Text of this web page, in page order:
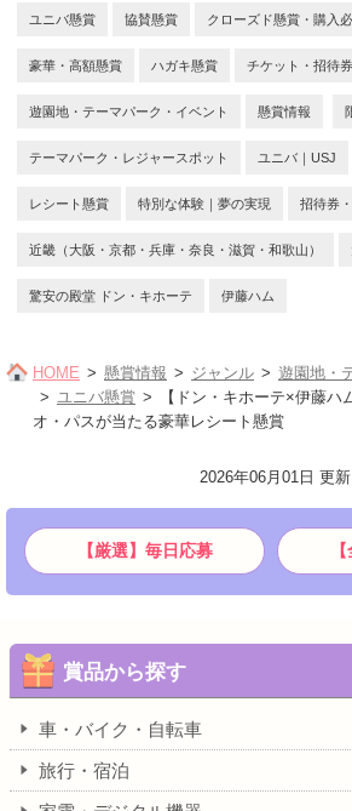
ユニバ懸賞 協賛懸賞 クローズド懸賞・購入
豪華・高額懸賞 ハガキ懸賞 チケット・招待券
遊園地・テーマパーク・イベント 懸賞情報
テーマパーク・レジャースポット ユニバ｜USJ
レシート懸賞 特別な体験｜夢の実現 招待券
近畿（大阪・京都・兵庫・奈良・滋賀・和歌山）
驚安の殿堂 ドン・キホーテ 伊藤ハム
HOME 懸賞情報 ジャンル
遊園地・
ユニバ懸賞
【ドン・キホーテ×伊藤
オ・パスが当たる豪華レシート懸賞
2026年06月01日 更新
【厳選】毎日応募
賞品から探す
車・バイク・自転車
旅行・宿泊